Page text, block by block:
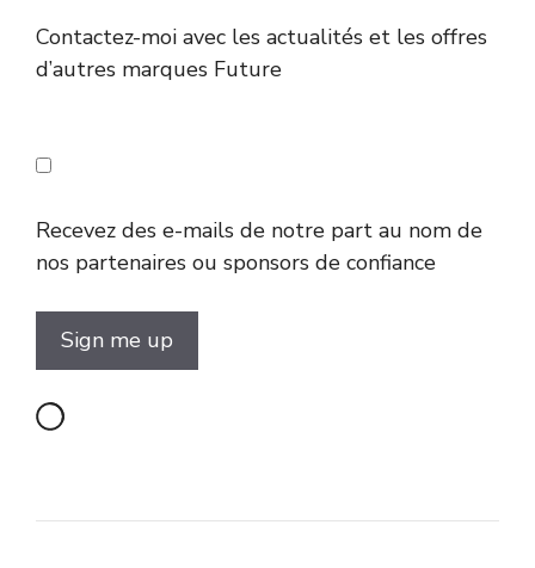
Contactez-moi avec les actualités et les offres
d’autres marques Future
Recevez des e-mails de notre part au nom de
nos partenaires ou sponsors de confiance